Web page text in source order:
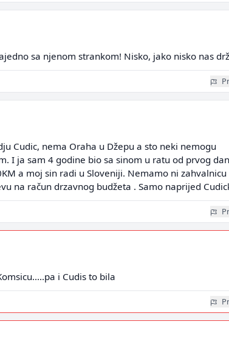
sa njenom strankom! Nisko, jako nisko nas
Cudic, nema Oraha u Džepu a sto neki nemogu
I ja sam 4 godine bio sa sinom u ratu od prvog
a moj sin radi u Sloveniji. Nemamo ni zahvalnicu
na račun drzavnog budžeta . Samo naprijed
i Cudis to bila